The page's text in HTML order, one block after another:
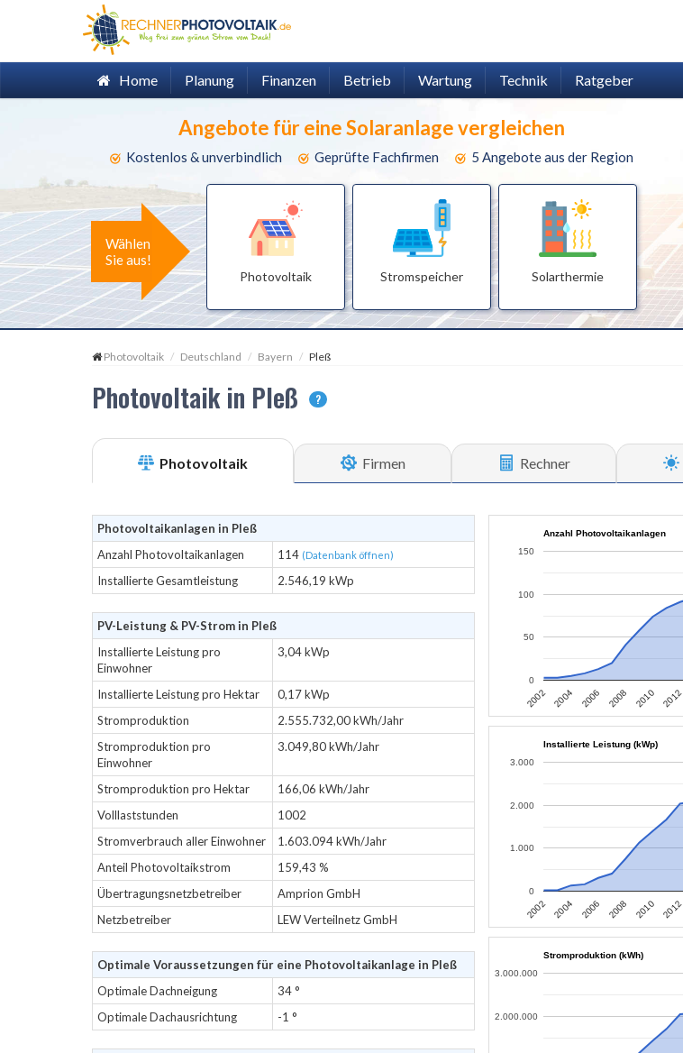
Home Planung Finanzen Betrieb Wartung Technik Ratgeber
Angebote für eine Solaranlage vergleichen
Kostenlos & unverbindlich Geprüfte Fachfirmen 5 Angebote aus der Region
Wählen
Sie aus!
Photovoltaik Stromspeicher Solarthermie
Photovoltaik Deutschland Bayern Pleß
Photovoltaik in Pleß ?
Photovoltaik Firmen Rechner
Photovoltaikanlagen in Pleß
Anzahl Photovoltaikanlagen
114 (Datenbank öffnen)
Installierte Gesamtleistung 2.546,19 kWp
PV-Leistung & PV-Strom in Pleß
Installierte Leistung pro
Einwohner
3,04 kWp
Installierte Leistung pro Hektar
0,17 kWp
Stromproduktion
2.555.732,00 kWh/Jahr
Stromproduktion pro
Einwohner
3.049,80 kWh/Jahr
Stromproduktion pro Hektar
166,06 kWh/Jahr
Volllaststunden
1002
Stromverbrauch aller Einwohner
1.603.094 kWh/Jahr
Anteil Photovoltaikstrom
159,43 %
Übertragungsnetzbetreiber
Amprion GmbH
Netzbetreiber
LEW Verteilnetz GmbH
Optimale Voraussetzungen für eine Photovoltaikanlage in Pleß
Optimale Dachneigung
34 °
Optimale Dachausrichtung
-1 °
Anzahl Photovoltaikanlagen
2002 2004 2006 2008 2010 2012
0
50
100
150
Installierte Leistung (kWp)
2002 2004 2006 2008 2010 2012
0
1.000
2.000
3.000
Stromproduktion (kWh)
2.000.000
3.000.000